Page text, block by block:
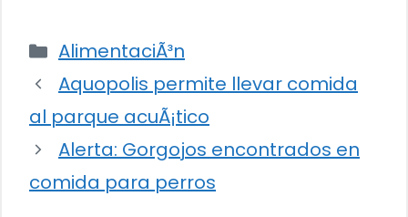
Categorías
AlimentaciÃ³n
Aquopolis permite llevar comida
al parque acuÃ¡tico
Alerta: Gorgojos encontrados en
comida para perros